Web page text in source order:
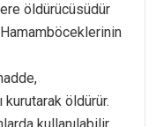
öldürücüsüdür
kurutarak öldürür.